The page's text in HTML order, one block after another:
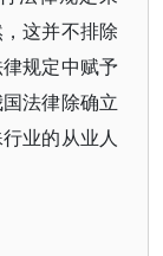
这并不排除
规定中赋予
法律除确立
业的从业人